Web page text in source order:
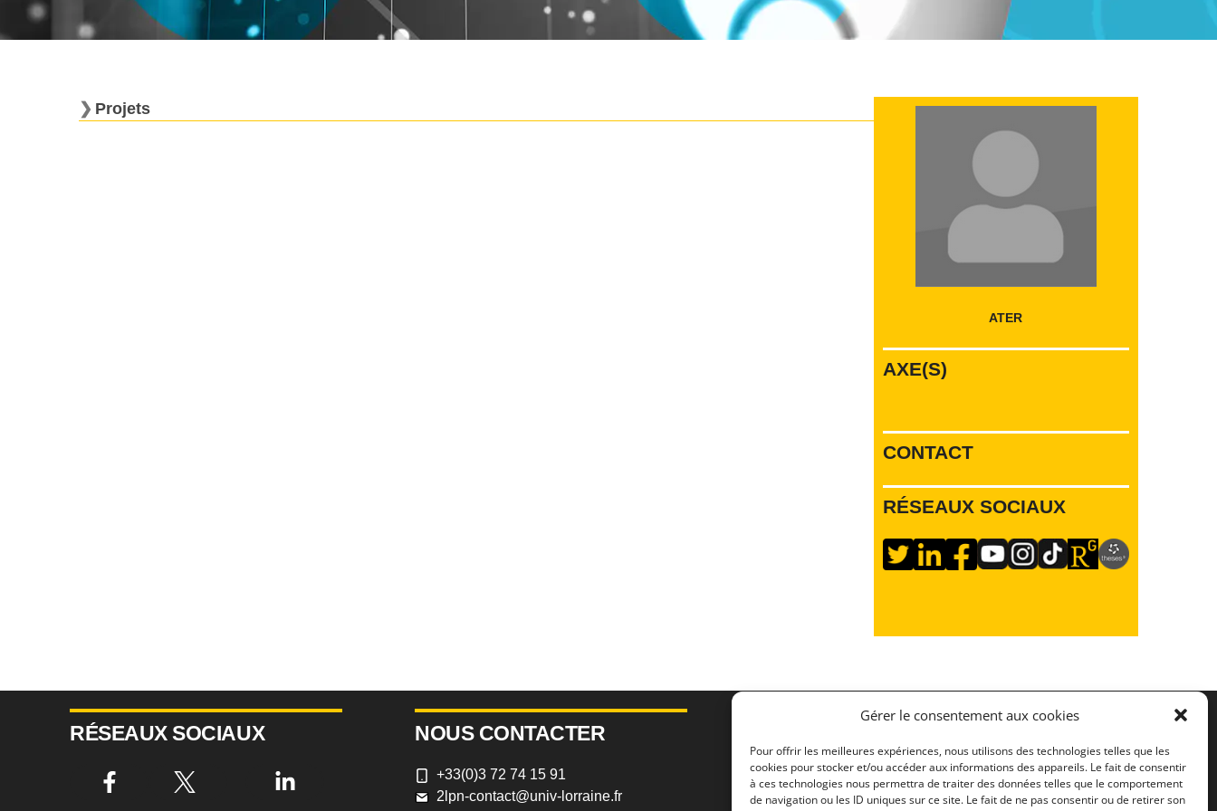
Gérer le consentement aux cookies
Pour offrir les meilleures expériences, nous utilisons des technologies telles que les
cookies pour stocker et/ou accéder aux informations des appareils. Le fait de consentir
à ces technologies nous permettra de traiter des données telles que le comportement
de navigation ou les ID uniques sur ce site. Le fait de ne pas consentir ou de retirer son
Projets
ATER
AXE(S)
CONTACT
RÉSEAUX SOCIAUX
RÉSEAUX SOCIAUX NOUS CONTACTER
+33(0)3 72 74 15 91
2lpn-contact@univ-lorraine.fr
ANancy: 91 avenue de la libération, BP 32142, 54021
Nancy cedex, France